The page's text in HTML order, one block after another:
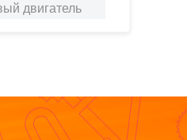
двигатель